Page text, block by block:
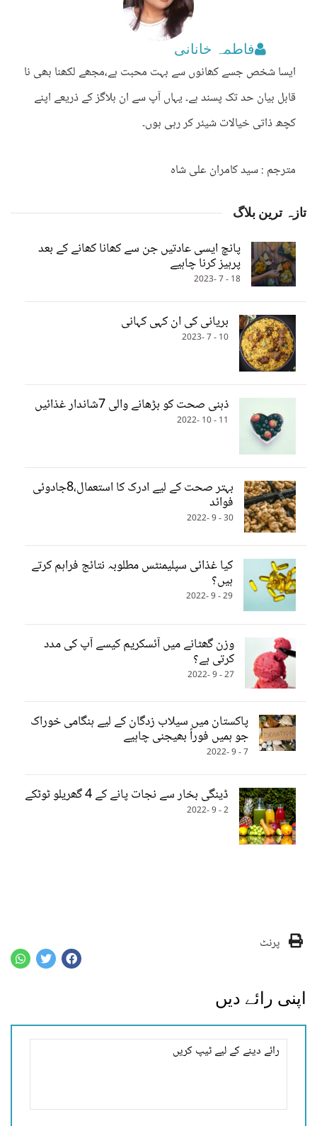
فاطمہ خانانی
ایسا شخص جسے کھانوں سے بہت محبت ہے،مجھے لکھنا بھی نا
قابل بیان حد تک پسند ہے۔ یہاں آپ سے ان بلاگز کے ذریعے اپنے
کچھ ذاتی خیالات شیئر کر رہی ہوں۔
مترجم : سید کامران علی شاہ
تازہ ترین بلاگ
پانچ ایسی عادتیں جن سے کھانا کھانے کے بعد
پرہیز کرنا چاہیے
18 - 7 -2023
بریانی کی ان کہی کہانی
10 - 7 -2023
ذہنی صحت کو بڑھانے والی 7شاندار غذائیں
11 - 10 -2022
بہتر صحت کے لیے ادرک کا استعمال،8جادوئی
فوائد
30 - 9 -2022
کیا غذائی سپلیمنٹس مطلوبہ نتائج فراہم کرتے
ہیں؟
29 - 9 -2022
وزن گھٹانے میں آئسکریم کیسے آپ کی مدد
کرتی ہے؟
27 - 9 -2022
پاکستان میں سیلاب زدگان کے لیے ہنگامی خوراک
جو ہمیں فوراً بھیجنی چاہیے
7 - 9 -2022
ڈینگی بخار سے نجات پانے کے 4 گھریلو ٹوٹکے
2 - 9 -2022
پرنٹ
اپنی رائے دیں